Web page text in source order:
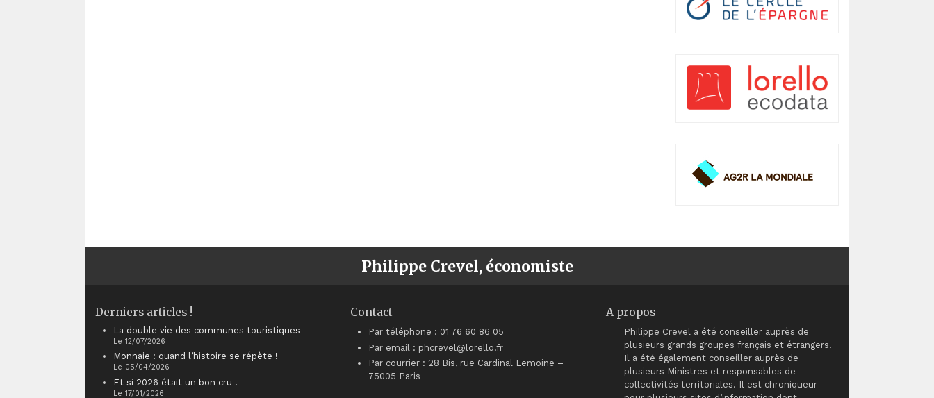
Philippe Crevel, économiste
Derniers articles !
La double vie des communes touristiques
Le 12/07/2026
Monnaie : quand l’histoire se répète !
Le 05/04/2026
Et si 2026 était un bon cru !
Le 17/01/2026
Contact
Par téléphone : 01 76 60 86 05
Par email : phcrevel@lorello.fr
Par courrier : 28 Bis, rue Cardinal Lemoine –
75005 Paris
A propos
Philippe Crevel a été conseiller auprès de
plusieurs grands groupes français et étrangers.
Il a été également conseiller auprès de
plusieurs Ministres et responsables de
collectivités territoriales. Il est chroniqueur